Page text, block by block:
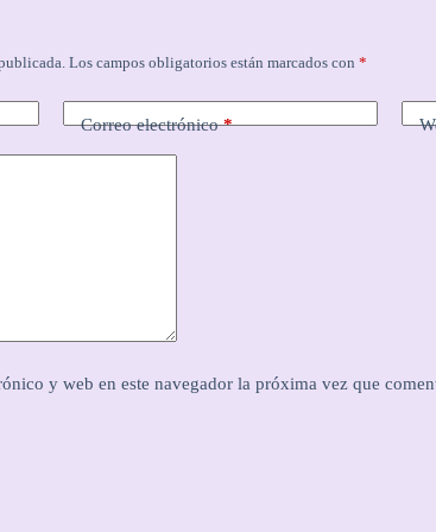
Los campos obligatorios están marcados con *
Correo electrónico*
y web en este navegador la próxima vez que